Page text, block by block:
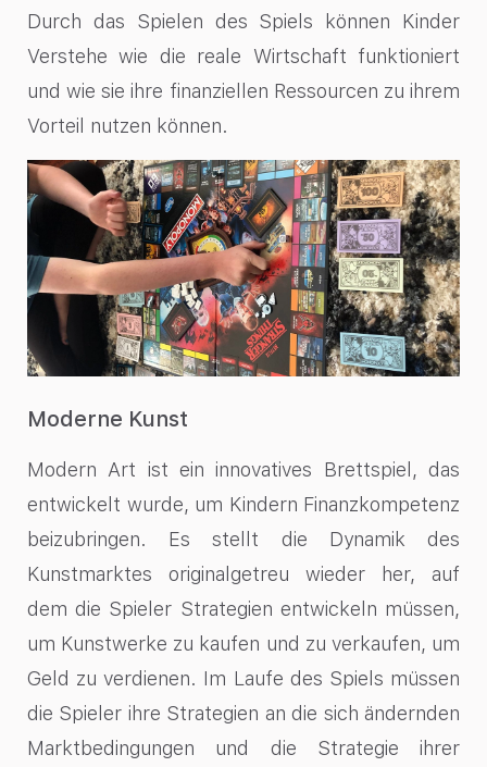
Durch das Spielen des Spiels können Kinder
Verstehe wie die reale Wirtschaft funktioniert
und wie sie ihre finanziellen Ressourcen zu ihrem
Vorteil nutzen können.
Moderne Kunst
Modern Art ist ein innovatives Brettspiel, das
entwickelt wurde, um Kindern Finanzkompetenz
beizubringen. Es stellt die Dynamik des
Kunstmarktes originalgetreu wieder her, auf
dem die Spieler Strategien entwickeln müssen,
um Kunstwerke zu kaufen und zu verkaufen, um
Geld zu verdienen. Im Laufe des Spiels müssen
die Spieler ihre Strategien an die sich ändernden
Marktbedingungen und die Strategie ihrer